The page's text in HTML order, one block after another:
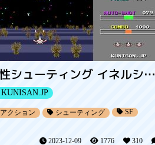
慣性シューティング イネルシア INERCIA
KUNISAN.JP
アクション シューティング SF
2023-12-09 1776 310